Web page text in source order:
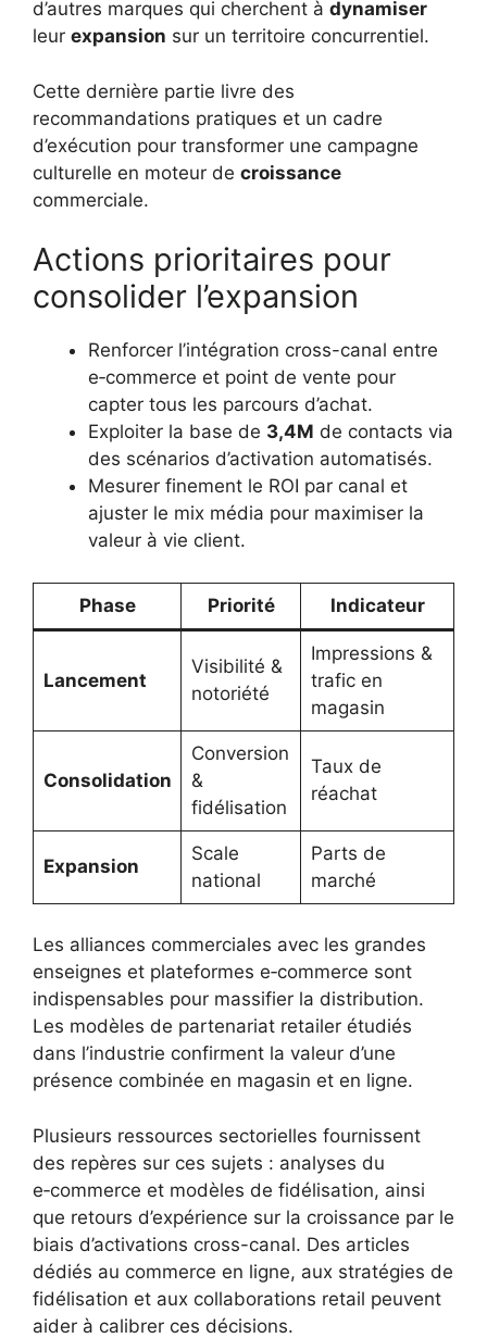
d’autres marques qui cherchent à dynamiser
leur expansion sur un territoire concurrentiel.
Cette dernière partie livre des
recommandations pratiques et un cadre
d’exécution pour transformer une campagne
culturelle en moteur de croissance
commerciale.
Actions prioritaires pour
consolider l’expansion
Renforcer l’intégration cross-canal entre
e‑commerce et point de vente pour
capter tous les parcours d’achat.
Exploiter la base de 3,4M de contacts via
des scénarios d’activation automatisés.
Mesurer finement le ROI par canal et
ajuster le mix média pour maximiser la
valeur à vie client.
Phase Priorité Indicateur
Lancement
Visibilité &
notoriété
Impressions &
trafic en
magasin
Consolidation
Conversion
&
fidélisation
Taux de
réachat
Expansion
Scale
national
Parts de
marché
Les alliances commerciales avec les grandes
enseignes et plateformes e‑commerce sont
indispensables pour massifier la distribution.
Les modèles de partenariat retailer étudiés
dans l’industrie confirment la valeur d’une
présence combinée en magasin et en ligne.
Plusieurs ressources sectorielles fournissent
des repères sur ces sujets : analyses du
e‑commerce et modèles de fidélisation, ainsi
que retours d’expérience sur la croissance par le
biais d’activations cross-canal. Des articles
dédiés au commerce en ligne, aux stratégies de
fidélisation et aux collaborations retail peuvent
aider à calibrer ces décisions.